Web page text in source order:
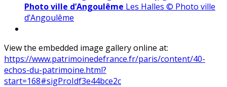
Photo ville d’Angoulême Les Halles © Photo ville
d’Angoulême
View the embedded image gallery online at:
https://www.patrimoinedefrance.fr/paris/content/40-
echos-du-patrimoine.html?
start=168#sigProIdf3e44bce2c